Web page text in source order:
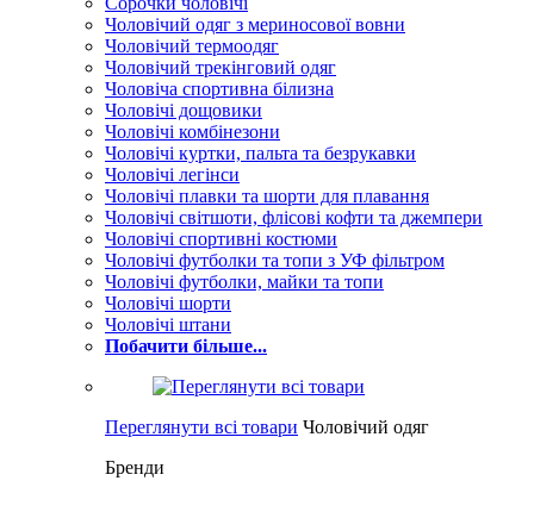
Чоловічий одяг з мериносової вовни
Чоловічий термоодяг
Чоловічий трекінговий одяг
Чоловіча спортивна білизна
Чоловічі дощовики
Чоловічі комбінезони
Чоловічі куртки, пальта та безрукавки
Чоловічі легінси
Чоловічі плавки та шорти для плавання
Чоловічі світшоти, флісові кофти та джемпери
Чоловічі спортивні костюми
Чоловічі футболки та топи з УФ фільтром
Чоловічі футболки, майки та топи
Чоловічі шорти
Чоловічі штани
Побачити більше...
Переглянути всі товари Чоловічий одяг
Бренди